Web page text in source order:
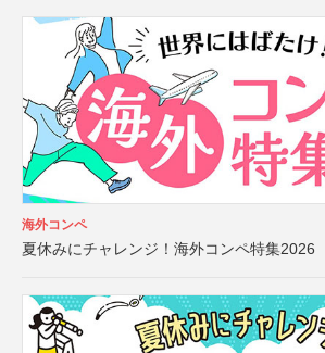
海外コンペ
夏休みにチャレンジ！海外コンペ特集2026